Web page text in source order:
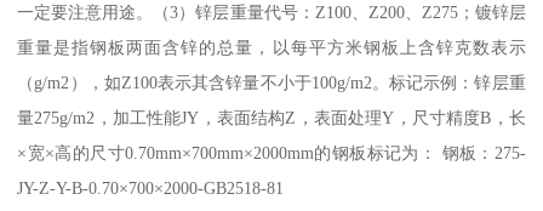
一定要注意用途。（3）锌层重量代号：Z100、Z200、Z275；镀锌层
重量是指钢板两面含锌的总量，以每平方米钢板上含锌克数表示
（g/m2），如Z100表示其含锌量不小于100g/m2。标记示例：锌层重
量275g/m2，加工性能JY，表面结构Z，表面处理Y，尺寸精度B，长
×宽×高的尺寸0.70mm×700mm×2000mm的钢板标记为： 钢板：275-
JY-Z-Y-B-0.70×700×2000-GB2518-81